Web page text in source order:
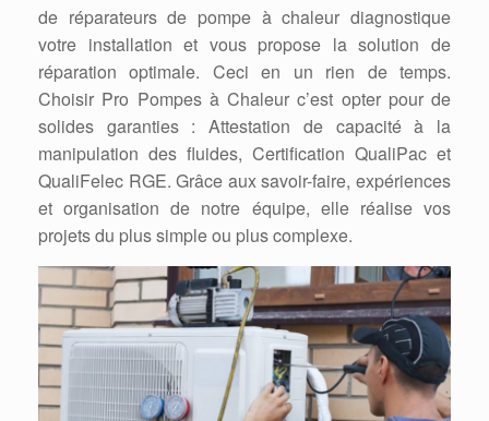
de réparateurs de pompe à chaleur diagnostique
votre installation et vous propose la solution de
réparation optimale. Ceci en un rien de temps.
Choisir Pro Pompes à Chaleur c’est opter pour de
solides garanties : Attestation de capacité à la
manipulation des fluides, Certification QualiPac et
QualiFelec RGE. Grâce aux savoir-faire, expériences
et organisation de notre équipe, elle réalise vos
projets du plus simple ou plus complexe.